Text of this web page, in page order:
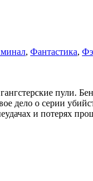
, Фантастика,
пули.
дело о серии
и потерях